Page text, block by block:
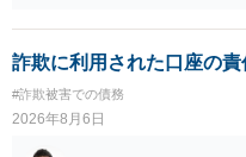
ることには消極的なことが多
ャレンジなさる意義は十分にあ
詐欺に利用された口座の
#詐欺被害での債務
2026年8月6日